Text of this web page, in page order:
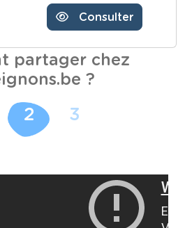
Consulter
partager chez
?
2 3